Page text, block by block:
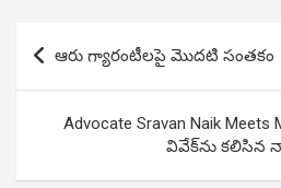
Post
navigation
ఆరు గ్యారంటీలపై మొదటి సంతకం
Advocate Sravan Naik
వివేక్‌ను కలిసిన